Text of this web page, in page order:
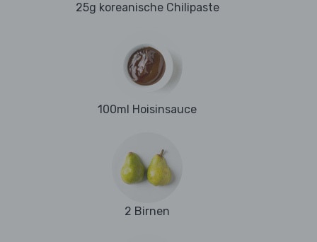
25g koreanische Chilipaste
100ml Hoisinsauce
2 Birnen